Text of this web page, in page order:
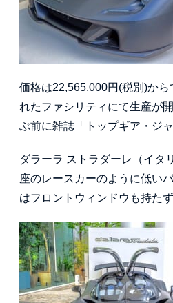
価格は22,565,000円(税別)か
れたファシリティにて生産が
ぶ前に雑誌「トップギア・ジ
ダラーラ ストラダーレ（イタ
座のレースカーのように低い
はフロントウィンドウも持た